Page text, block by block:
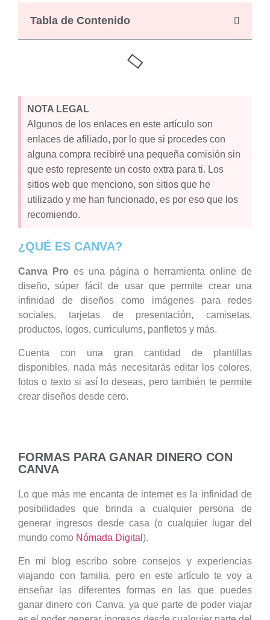
Tabla de Contenido
NOTA LEGAL
Algunos de los enlaces en este artículo son
enlaces de afiliado, por lo que si procedes con
alguna compra recibiré una pequeña comisión sin
que esto represente un costo extra para ti. Los
sitios web que menciono, son sitios que he
utilizado y me han funcionado, es por eso que los
recomiendo.
¿QUÉ ES CANVA?
Canva Pro es una página o herramienta online de
diseño, súper fácil de usar que permite crear una
infinidad de diseños como imágenes para redes
sociales, tarjetas de presentación, camisetas,
productos, logos, curriculums, panfletos y más.
Cuenta con una gran cantidad de plantillas
disponibles, nada más necesitarás editar los colores,
fotos o texto si así lo deseas, pero también te permite
crear diseños desde cero.
FORMAS PARA GANAR DINERO CON
CANVA
Lo que más me encanta de internet es la infinidad de
posibilidades que brinda a cualquier persona de
generar ingresos desde casa (o cualquier lugar del
mundo como Nómada Digital ).
En mi blog escribo sobre consejos y experiencias
viajando con familia, pero en este artículo te voy a
enseñar las diferentes formas en las que puedes
ganar dinero con Canva, ya que parte de poder viajar